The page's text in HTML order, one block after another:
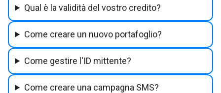
Qual è la validità del vostro credito?
Come creare un nuovo portafoglio?
Come gestire l'ID mittente?
Come creare una campagna SMS?